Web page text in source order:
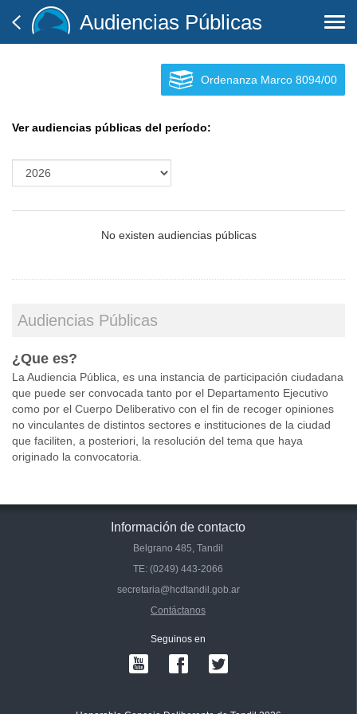
Audiencias Públicas
Ordenanza Marco 8094/00
Ver audiencias públicas del período:
No existen audiencias públicas
Audiencias Públicas
¿Que es?
La Audiencia Pública, es una instancia de participación ciudadana
que puede ser convocada tanto por el Departamento Ejecutivo
como por el Cuerpo Deliberativo con el fin de recoger opiniones
no vinculantes de distintos sectores e instituciones de la ciudad
que faciliten, a posteriori, la resolución del tema que haya
originado la convocatoria.
Información de contacto
Belgrano 485, Tandil
TE: (0249) 443-2066
secretaria@hcdtandil.gob.ar
Contáctanos
Seguinos en